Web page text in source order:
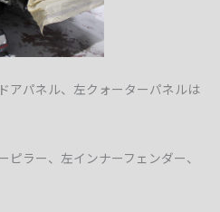
アパネル、左クォーターパネルは
ラー、左インナーフェンダー、